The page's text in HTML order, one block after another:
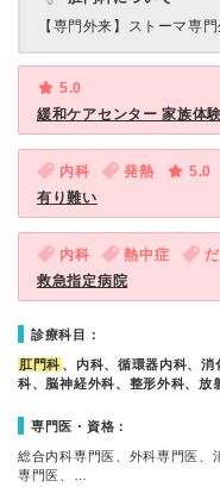
【専門外来】 ストーマ専
5.0
緩和ケアセンター 家族体
内科 発熱
5.0
有り難い
内科 熱中症
救急指定病院
診療科目：
肛門科 、内科、循環器内科、
科、脳神経外科、整形外科、放
専門医・資格：
総合内科専門医、外科専門医、
専門医、…